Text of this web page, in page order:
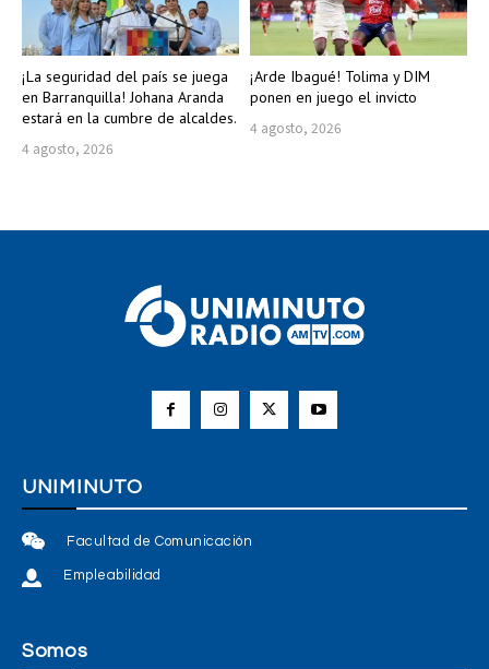
¡La seguridad del país se juega
en Barranquilla! Johana Aranda
estará en la cumbre de alcaldes.
4 agosto, 2026
¡Arde Ibagué! Tolima y DIM
ponen en juego el invicto
4 agosto, 2026
UNIMINUTO
Facultad de Comunicación
Empleabilidad
Somos